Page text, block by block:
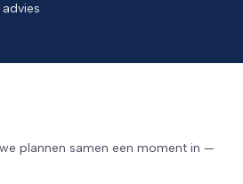
plannen samen een moment in —